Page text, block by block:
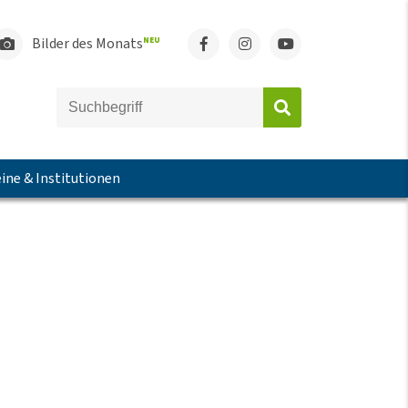
Bilder des MonatsNEU
& Institutionen